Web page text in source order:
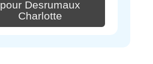
pour Desrumaux
Charlotte